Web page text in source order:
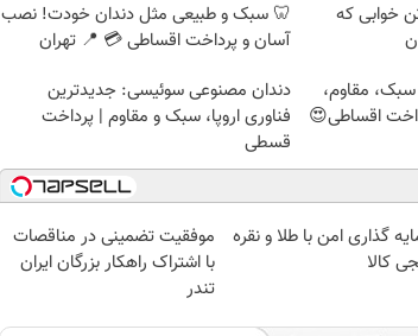
خوابی که
🦷 سبک و طبیعی مثل دندان خودت! نصب
آسان و پرداخت اقساطی 💳 📍 تهران
مقاوم،
اقساطی😍
دندان مصنوعی سوئیسی: جدیدترین
فناوری اروپا، سبک و مقاوم | پرداخت
قسطی
گذاری امن با طلا و نقره
کالا
موفقیت تضمینی در مناقصات
با اشتراک راهکار بزرگان ایران
تندر